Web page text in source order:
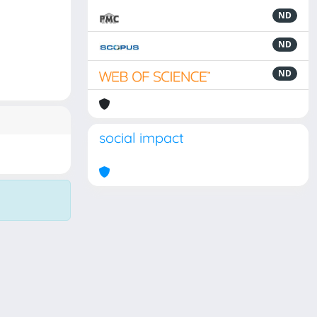
ND
ND
ND
social impact